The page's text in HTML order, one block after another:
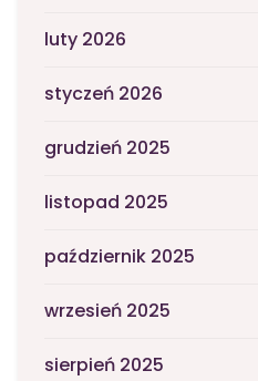
luty 2026
styczeń 2026
grudzień 2025
listopad 2025
październik 2025
wrzesień 2025
sierpień 2025